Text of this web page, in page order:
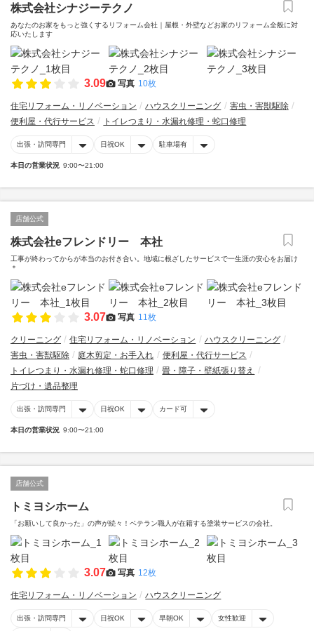
株式会社シナジーテクノ
あなたのお家をもっと強くするリフォーム会社｜屋根・外壁などお家のリフォーム全般に対
応いたします
3.09 写真 10枚
住宅リフォーム・リノベーション ハウスクリーニング
害虫・害獣駆除
便利屋・代行サービス
トイレつまり・水漏れ修理・蛇口修理
出張・訪問専門 日祝OK 駐車場有
本日の営業状況 9:00〜21:00
店舗公式
株式会社eフレンドリー 本社
工事が終わってからが本当のお付き合い。地域に根ざしたサービスで一生涯の安心をお届け
＊
3.07 写真 11枚
クリーニング 住宅リフォーム・リノベーション
ハウスクリーニング
害虫・害獣駆除
庭木剪定・お手入れ
便利屋・代行サービス
トイレつまり・水漏れ修理・蛇口修理
畳・障子・壁紙張り替え
片づけ・遺品整理
出張・訪問専門 日祝OK カード可
本日の営業状況 9:00〜21:00
店舗公式
トミヨシホーム
「お願いして良かった」の声が続々！ベテラン職人が在籍する塗装サービスの会社。
3.07 写真 12枚
住宅リフォーム・リノベーション ハウスクリーニング
出張・訪問専門 日祝OK 早朝OK 女性歓迎